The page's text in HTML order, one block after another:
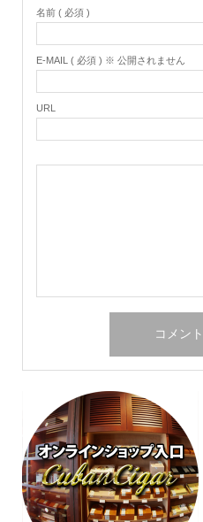
名前 ( 必須 )
E-MAIL ( 必須 ) ※ 公開されません
URL